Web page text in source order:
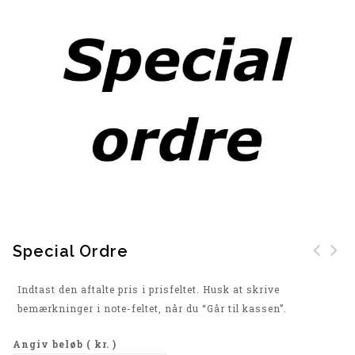
Special Ordre
Indtast den aftalte pris i prisfeltet. Husk at skrive
bemærkninger i note-feltet, når du “Går til kassen”.
Angiv beløb ( kr. )